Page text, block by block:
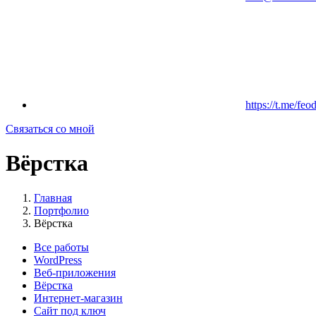
https://t.me/
Связаться со мной
Вёрстка
Главная
Портфолио
Вёрстка
Все работы
WordPress
Веб-приложения
Вёрстка
Интернет-магазин
Сайт под ключ